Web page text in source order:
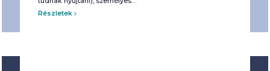
Részletek